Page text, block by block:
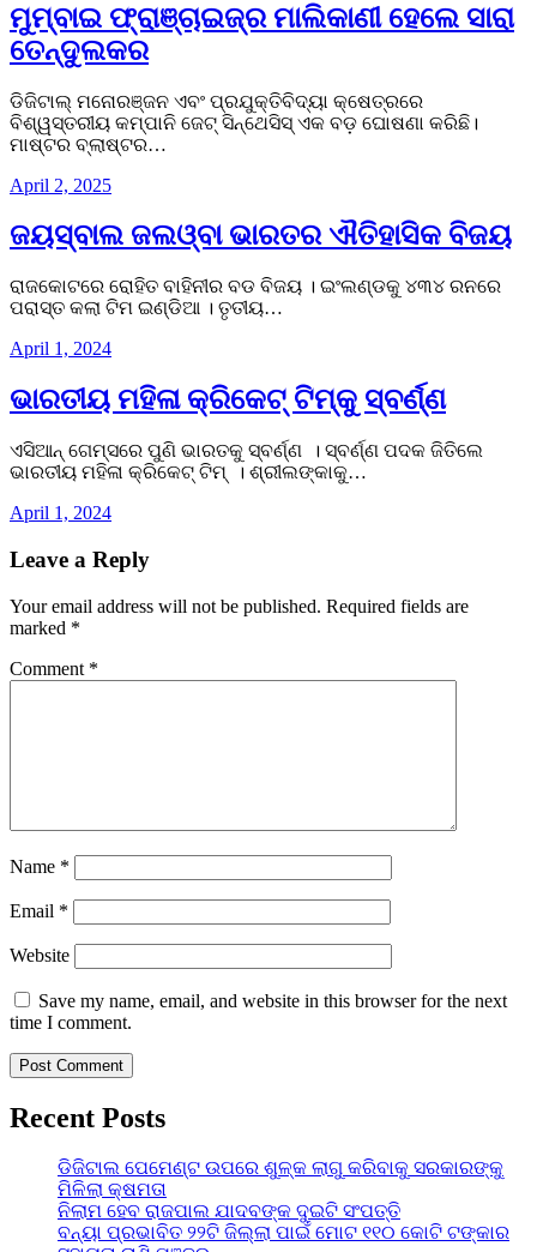
ମୁମ୍ବାଇ ଫ୍ରାଞ୍ଚାଇଜ୍‌ର ମାଲିକାଣୀ ହେଲେ ସାରା
ତେନ୍ଦୁଲକର
ଡିଜିଟାଲ୍ ମନୋରଞ୍ଜନ ଏବଂ ପ୍ରଯୁକ୍ତିବିଦ୍ୟା କ୍ଷେତ୍ରରେ
ବିଶ୍ୱସ୍ତରୀୟ କମ୍ପାନି ଜେଟ୍ ସିନ୍ଥେସିସ୍ ଏକ ବଡ଼ ଘୋଷଣା କରିଛି।
ମାଷ୍ଟର ବ୍ଲାଷ୍ଟର…
April 2, 2025
ଜୟସ୍ବାଲ ଜଲଓ୍ବା ଭାରତର ଐତିହାସିକ ବିଜୟ
ରାଜକୋଟରେ ରୋହିତ ବାହିନୀର ବଡ ବିଜୟ । ଇଂଲଣ୍ଡକୁ ୪୩୪ ରନରେ
ପରାସ୍ତ କଲା ଟିମ ଇଣ୍ଡିଆ । ତୃତୀୟ…
April 1, 2024
ଭାରତୀୟ ମହିଳା କ୍ରିକେଟ୍ ଟିମ୍‌କୁ ସ୍ବର୍ଣ୍ଣ
ଏସିଆନ୍ ଗେମ୍ସରେ ପୁଣି ଭାରତକୁ ସ୍ବର୍ଣ୍ଣ । ସ୍ବର୍ଣ୍ଣ ପଦକ ଜିତିଲେ
ଭାରତୀୟ ମହିଳା କ୍ରିକେଟ୍ ଟିମ୍ । ଶ୍ରୀଲଙ୍କାକୁ…
April 1, 2024
Leave a Reply
Your email address will not be published. Required fields are
marked *
Comment *
Name *
Email *
Website
Save my name, email, and website in this browser for the next
time I comment.
Recent Posts
ଡିଜିଟାଲ ପେମେଣ୍ଟ ଉପରେ ଶୁଳ୍କ ଲାଗୁ କରିବାକୁ ସରକାରଙ୍କୁ
ମିଳିଲା କ୍ଷମତା
ନିଲାମ ହେବ ରାଜପାଲ ଯାଦବଙ୍କ ଦୁଇଟି ସଂପତ୍ତି
ବନ୍ୟା ପ୍ରଭାବିତ ୨୨ଟି ଜିଲ୍ଲା ପାଇଁ ମୋଟ ୧୧୦ କୋଟି ଟଙ୍କାର